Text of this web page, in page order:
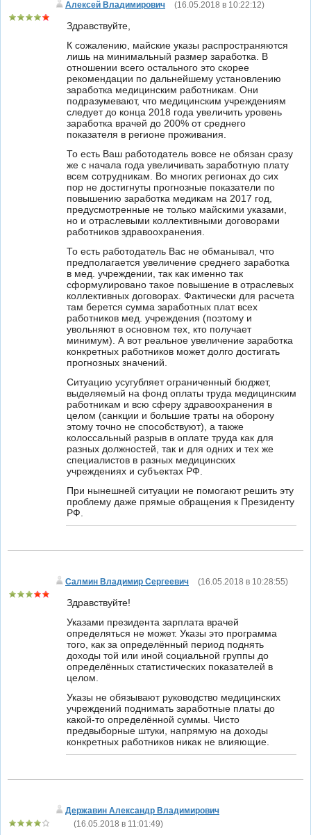
Алексей Владимирович (16.05.2018 в 10:22:12)
Здравствуйте,
К сожалению, майские указы распространяются
лишь на минимальный размер заработка. В
отношении всего остального это скорее
рекомендации по дальнейшему установлению
заработка медицинским работникам. Они
подразумевают, что медицинским учреждениям
следует до конца 2018 года увеличить уровень
заработка врачей до 200% от среднего
показателя в регионе проживания.
То есть Ваш работодатель вовсе не обязан сразу
же с начала года увеличивать заработную плату
всем сотрудникам. Во многих регионах до сих
пор не достигнуты прогнозные показатели по
повышению заработка медикам на 2017 год,
предусмотренные не только майскими указами,
но и отраслевыми коллективными договорами
работников здравоохранения.
То есть работодатель Вас не обманывал, что
предполагается увеличение среднего заработка
в мед. учреждении, так как именно так
сформулировано такое повышение в отраслевых
коллективных договорах. Фактически для расчета
там берется сумма заработных плат всех
работников мед. учреждения (поэтому и
увольняют в основном тех, кто получает
минимум). А вот реальное увеличение заработка
конкретных работников может долго достигать
прогнозных значений.
Ситуацию усугубляет ограниченный бюджет,
выделяемый на фонд оплаты труда медицинским
работникам и всю сферу здравоохранения в
целом (санкции и большие траты на оборону
этому точно не способствуют), а также
колоссальный разрыв в оплате труда как для
разных должностей, так и для одних и тех же
специалистов в разных медицинских
учреждениях и субъектах РФ.
При нынешней ситуации не помогают решить эту
проблему даже прямые обращения к Президенту
РФ.
Салмин Владимир Сергеевич (16.05.2018 в 10:28:55)
Здравствуйте!
Указами президента зарплата врачей
определяться не может. Указы это программа
того, как за определённый период поднять
доходы той или иной социальной группы до
определённых статистических показателей в
целом.
Указы не обязывают руководство медицинских
учреждений поднимать заработные платы до
какой-то определённой суммы. Чисто
предвыборные штуки, напрямую на доходы
конкретных работников никак не влияющие.
Державин Александр Владимирович
(16.05.2018 в 11:01:49)